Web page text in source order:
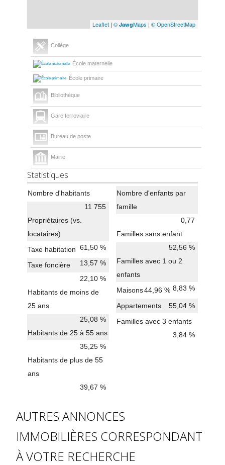
Leaflet | © JawgMaps | © OpenStreetMap
Collège
École maternelle
École primaire
Bibliothèque
Gare ferroviaire
Bureau de poste
Mairie
Statistiques
Nombre d'habitants
11 755
Propriétaires (vs.
locataires)
61,50 %
Taxe habitation
13,57 %
Taxe foncière
22,10 %
Habitants de moins de
25 ans
25,08 %
Habitants de 25 à 55 ans
35,25 %
Habitants de plus de 55
ans
39,67 %
Nombre d'enfants par
famille
0,77
Familles sans enfant
52,56 %
Familles avec 1 ou 2
enfants
8,83 %
Maisons44,96 %
Appartements 55,04 %
Familles avec 3 enfants
3,84 %
AUTRES ANNONCES
IMMOBILIÈRES CORRESPONDANT
À VOTRE RECHERCHE